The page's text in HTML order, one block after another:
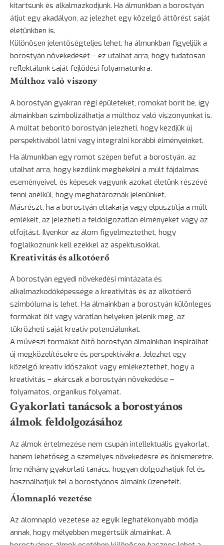
kitartsunk és alkalmazkodjunk. Ha álmunkban a borostyán
átjut egy akadályon, az jelezhet egy közelgő áttörést saját
életünkben is.
Különösen jelentőségteljes lehet, ha álmunkban figyeljük a
borostyán növekedését – ez utalhat arra, hogy tudatosan
reflektálunk saját fejlődési folyamatunkra.
Múlthoz való viszony
A borostyán gyakran régi épületeket, romokat borít be, így
álmainkban szimbolizálhatja a múlthoz való viszonyunkat is.
A múltat beborító borostyán jelezheti, hogy kezdjük új
perspektívából látni vagy integrálni korábbi élményeinket.
Ha álmunkban egy romot szépen befut a borostyán, az
utalhat arra, hogy kezdünk megbékélni a múlt fájdalmas
eseményeivel, és képesek vagyunk azokat életünk részévé
tenni anélkül, hogy meghatároznák jelenünket.
Másrészt, ha a borostyán eltakarja vagy elpusztítja a múlt
emlékeit, az jelezheti a feldolgozatlan élményeket vagy az
elfojtást. Ilyenkor az álom figyelmeztethet, hogy
foglalkoznunk kell ezekkel az aspektusokkal.
Kreativitás és alkotóerő
A borostyán egyedi növekedési mintázata és
alkalmazkodóképessége a kreativitás és az alkotóerő
szimbóluma is lehet. Ha álmainkban a borostyán különleges
formákat ölt vagy váratlan helyeken jelenik meg, az
tükrözheti saját kreatív potenciálunkat.
A művészi formákat öltő borostyán álmainkban inspirálhat
új megközelítésekre és perspektívákra. Jelezhet egy
közelgő kreatív időszakot vagy emlékeztethet, hogy a
kreativitás – akárcsak a borostyán növekedése –
folyamatos, organikus folyamat.
Gyakorlati tanácsok a borostyános
álmok feldolgozásához
Az álmok értelmezése nem csupán intellektuális gyakorlat,
hanem lehetőség a személyes növekedésre és önismeretre.
Íme néhány gyakorlati tanács, hogyan dolgozhatjuk fel és
használhatjuk fel a borostyános álmaink üzeneteit.
Álomnapló vezetése
Az álomnapló vezetése az egyik leghatékonyabb módja
annak, hogy mélyebben megértsük álmainkat. A